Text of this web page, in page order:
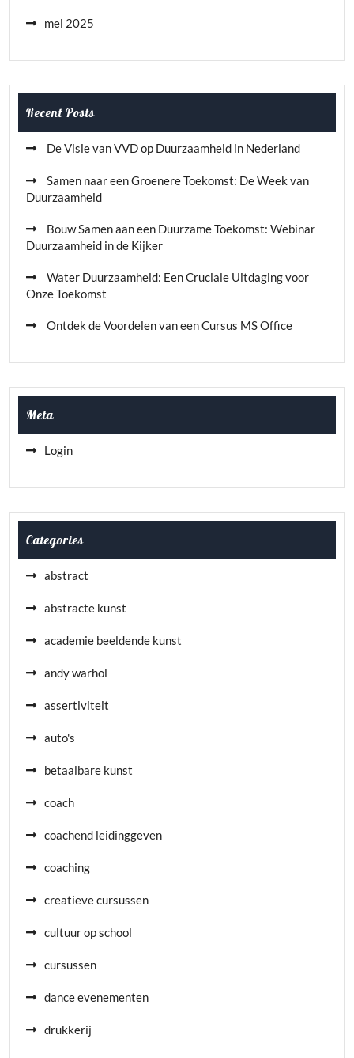
mei 2025
Recent Posts
De Visie van VVD op Duurzaamheid in Nederland
Samen naar een Groenere Toekomst: De Week van
Duurzaamheid
Bouw Samen aan een Duurzame Toekomst: Webinar
Duurzaamheid in de Kijker
Water Duurzaamheid: Een Cruciale Uitdaging voor
Onze Toekomst
Ontdek de Voordelen van een Cursus MS Office
Meta
Login
Categories
abstract
abstracte kunst
academie beeldende kunst
andy warhol
assertiviteit
auto's
betaalbare kunst
coach
coachend leidinggeven
coaching
creatieve cursussen
cultuur op school
cursussen
dance evenementen
drukkerij